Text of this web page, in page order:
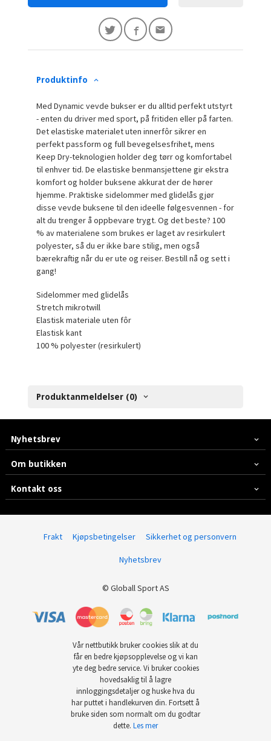
Produktinfo
Med Dynamic vevde bukser er du alltid perfekt utstyrt
- enten du driver med sport, på fritiden eller på farten.
Det elastiske materialet uten innerfôr sikrer en
perfekt passform og full bevegelsesfrihet, mens
Keep Dry-teknologien holder deg tørr og komfortabel
til enhver tid. De elastiske benmansjettene gir ekstra
komfort og holder buksene akkurat der de hører
hjemme. Praktiske sidelommer med glidelås gjør
disse vevde buksene til den ideelle følgesvennen - for
alt du trenger å oppbevare trygt. Og det beste? 100
% av materialene som brukes er laget av resirkulert
polyester, så du er ikke bare stilig, men også
bærekraftig når du er ute og reiser. Bestill nå og sett i
gang!
Sidelommer med glidelås
Stretch mikrotwill
Elastisk materiale uten fôr
Elastisk kant
100 % polyester (resirkulert)
Produktanmeldelser (0)
Nyhetsbrev
Om butikken
Kontakt oss
Frakt Kjøpsbetingelser Sikkerhet og personvern
Nyhetsbrev
© Globall Sport AS
Vår nettbutikk bruker cookies slik at du
får en bedre kjøpsopplevelse og vi kan
yte deg bedre service. Vi bruker cookies
hovedsaklig til å lagre
innloggingsdetaljer og huske hva du
har puttet i handlekurven din. Fortsett å
bruke siden som normalt om du godtar
dette. Les mer